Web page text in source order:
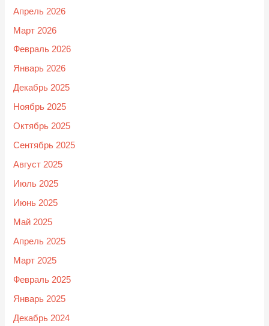
Апрель 2026
Март 2026
Февраль 2026
Январь 2026
Декабрь 2025
Ноябрь 2025
Октябрь 2025
Сентябрь 2025
Август 2025
Июль 2025
Июнь 2025
Май 2025
Апрель 2025
Март 2025
Февраль 2025
Январь 2025
Декабрь 2024